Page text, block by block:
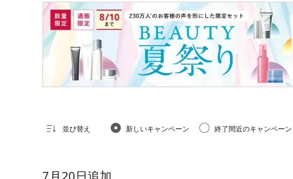
並び替え 新しいキャンペーン 終了間近のキャンペーン